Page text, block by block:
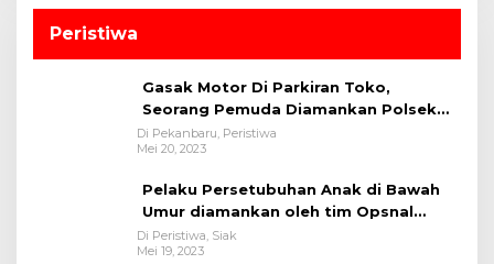
Peristiwa
Gasak Motor Di Parkiran Toko,
Seorang Pemuda Diamankan Polsek
Bukit Raya
Di Pekanbaru, Peristiwa
Mei 20, 2023
Pelaku Persetubuhan Anak di Bawah
Umur diamankan oleh tim Opsnal
Polsek Tualang-Polres Siak-Polda Riau
Di Peristiwa, Siak
Mei 19, 2023